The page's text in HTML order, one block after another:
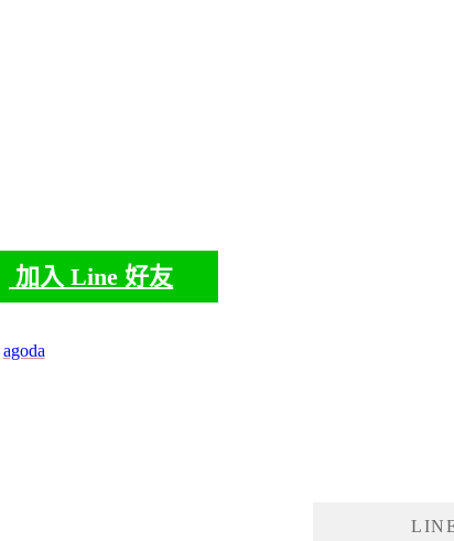
加入 Line 好友
agoda